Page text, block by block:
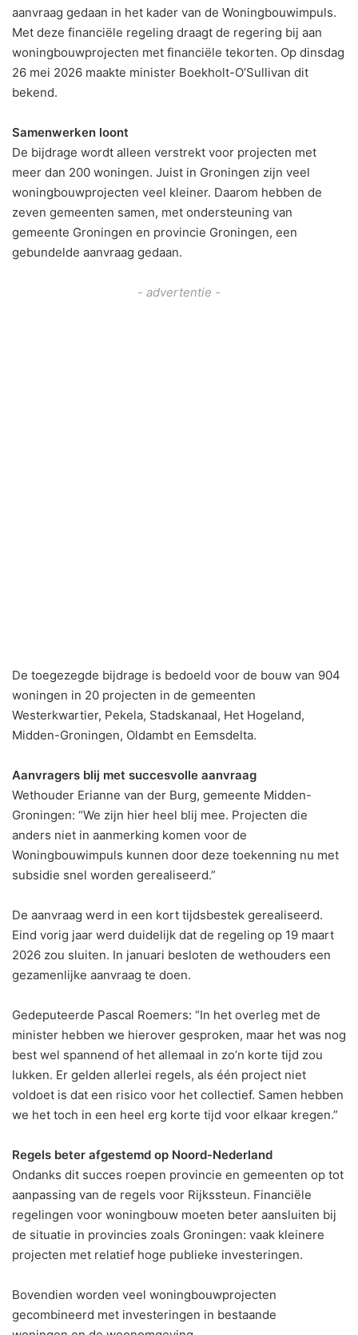
aanvraag gedaan in het kader van de Woningbouwimpuls.
Met deze financiële regeling draagt de regering bij aan
woningbouwprojecten met financiële tekorten. Op dinsdag
26 mei 2026 maakte minister Boekholt-O’Sullivan dit
bekend.
Samenwerken loont
De bijdrage wordt alleen verstrekt voor projecten met
meer dan 200 woningen. Juist in Groningen zijn veel
woningbouwprojecten veel kleiner. Daarom hebben de
zeven gemeenten samen, met ondersteuning van
gemeente Groningen en provincie Groningen, een
gebundelde aanvraag gedaan.
- advertentie -
De toegezegde bijdrage is bedoeld voor de bouw van 904
woningen in 20 projecten in de gemeenten
Westerkwartier, Pekela, Stadskanaal, Het Hogeland,
Midden-Groningen, Oldambt en Eemsdelta.
Aanvragers blij met succesvolle aanvraag
Wethouder Erianne van der Burg, gemeente Midden-
Groningen: “We zijn hier heel blij mee. Projecten die
anders niet in aanmerking komen voor de
Woningbouwimpuls kunnen door deze toekenning nu met
subsidie snel worden gerealiseerd.”
De aanvraag werd in een kort tijdsbestek gerealiseerd.
Eind vorig jaar werd duidelijk dat de regeling op 19 maart
2026 zou sluiten. In januari besloten de wethouders een
gezamenlijke aanvraag te doen.
Gedeputeerde Pascal Roemers: “In het overleg met de
minister hebben we hierover gesproken, maar het was nog
best wel spannend of het allemaal in zo’n korte tijd zou
lukken. Er gelden allerlei regels, als één project niet
voldoet is dat een risico voor het collectief. Samen hebben
we het toch in een heel erg korte tijd voor elkaar kregen.”
Regels beter afgestemd op Noord-Nederland
Ondanks dit succes roepen provincie en gemeenten op tot
aanpassing van de regels voor Rijkssteun. Financiële
regelingen voor woningbouw moeten beter aansluiten bij
de situatie in provincies zoals Groningen: vaak kleinere
projecten met relatief hoge publieke investeringen.
Bovendien worden veel woningbouwprojecten
gecombineerd met investeringen in bestaande